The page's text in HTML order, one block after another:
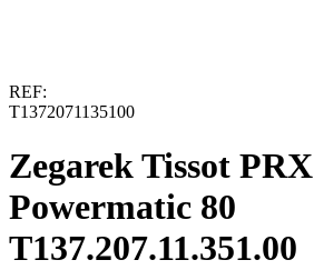
REF:
T1372071135100
Zegarek Tissot PRX
Powermatic 80
T137.207.11.351.00